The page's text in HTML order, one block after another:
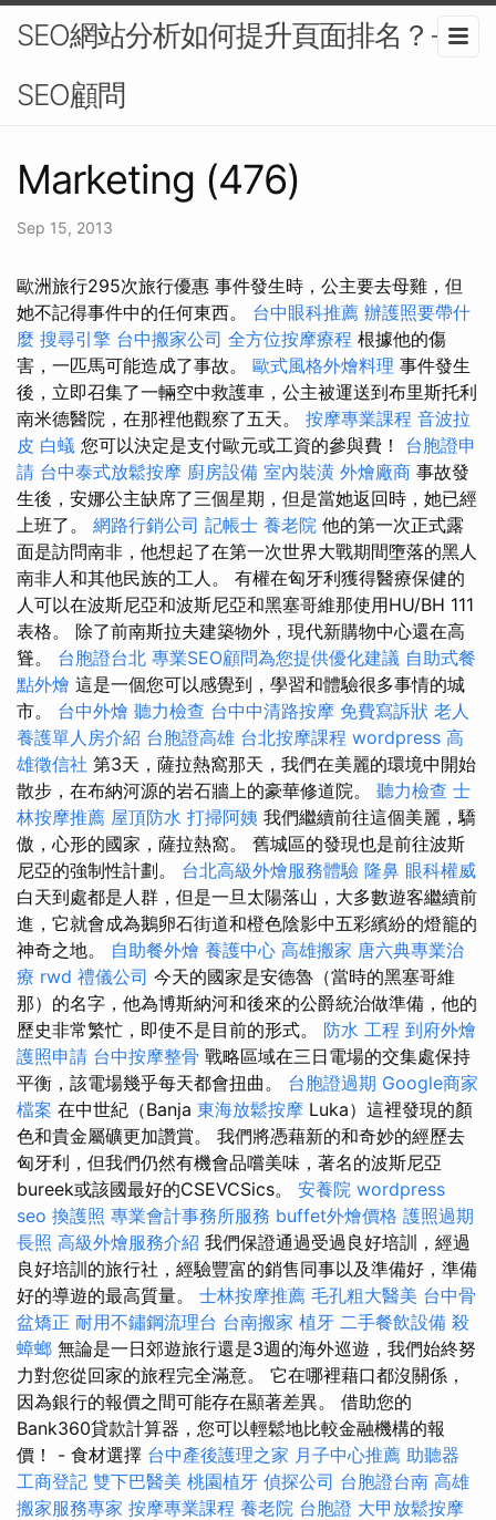
SEO網站分析如何提升頁面排名？-
SEO顧問
Marketing (476)
Sep 15, 2013
歐洲旅行295次旅行優惠 事件發生時，公主要去母雞，但
她不記得事件中的任何東西。 台中眼科推薦 辦護照要帶什
麼 搜尋引擎 台中搬家公司 全方位按摩療程 根據他的傷
害，一匹馬可能造成了事故。 歐式風格外燴料理 事件發生
後，立即召集了一輛空中救護車，公主被運送到布里斯托利
南米德醫院，在那裡他觀察了五天。 按摩專業課程 音波拉
皮 白蟻 您可以決定是支付歐元或工資的參與費！ 台胞證申
請 台中泰式放鬆按摩 廚房設備 室內裝潢 外燴廠商 事故發
生後，安娜公主缺席了三個星期，但是當她返回時，她已經
上班了。 網路行銷公司 記帳士 養老院 他的第一次正式露
面是訪問南非，他想起了在第一次世界大戰期間墮落的黑人
南非人和其他民族的工人。 有權在匈牙利獲得醫療保健的
人可以在波斯尼亞和波斯尼亞和黑塞哥維那使用HU/BH 111
表格。 除了前南斯拉夫建築物外，現代新購物中心還在高
聳。 台胞證台北 專業SEO顧問為您提供優化建議 自助式餐
點外燴 這是一個您可以感覺到，學習和體驗很多事情的城
市。 台中外燴 聽力檢查 台中中清路按摩 免費寫訴狀 老人
養護單人房介紹 台胞證高雄 台北按摩課程 wordpress 高
雄徵信社 第3天，薩拉熱窩那天，我們在美麗的環境中開始
散步，在布納河源的岩石牆上的豪華修道院。 聽力檢查 士
林按摩推薦 屋頂防水 打掃阿姨 我們繼續前往這個美麗，驕
傲，心形的國家，薩拉熱窩。 舊城區的發現也是前往波斯
尼亞的強制性計劃。 台北高級外燴服務體驗 隆鼻 眼科權威
白天到處都是人群，但是一旦太陽落山，大多數遊客繼續前
進，它就會成為鵝卵石街道和橙色陰影中五彩繽紛的燈籠的
神奇之地。 自助餐外燴 養護中心 高雄搬家 唐六典專業治
療 rwd 禮儀公司 今天的國家是安德魯（當時的黑塞哥維
那）的名字，他為博斯納河和後來的公爵統治做準備，他的
歷史非常繁忙，即使不是目前的形式。 防水 工程 到府外燴
護照申請 台中按摩整骨 戰略區域在三日電場的交集處保持
平衡，該電場幾乎每天都會扭曲。 台胞證過期 Google商家
檔案 在中世紀（Banja 東海放鬆按摩 Luka）這裡發現的顏
色和貴金屬礦更加讚賞。 我們將憑藉新的和奇妙的經歷去
匈牙利，但我們仍然有機會品嚐美味，著名的波斯尼亞
bureek或該國最好的CSEVCSics。 安養院 wordpress
seo 換護照 專業會計事務所服務 buffet外燴價格 護照過期
長照 高級外燴服務介紹 我們保證通過受過良好培訓，經過
良好培訓的旅行社，經驗豐富的銷售同事以及準備好，準備
好的導遊的最高質量。 士林按摩推薦 毛孔粗大醫美 台中骨
盆矯正 耐用不鏽鋼流理台 台南搬家 植牙 二手餐飲設備 殺
蟑螂 無論是一日郊遊旅行還是3週的海外巡遊，我們始終努
力對您從回家的旅程完全滿意。 它在哪裡藉口都沒關係，
因為銀行的報價之間可能存在顯著差異。 借助您的
Bank360貸款計算器，您可以輕鬆地比較金融機構的報
價！ - 食材選擇 台中產後護理之家 月子中心推薦 助聽器
工商登記 雙下巴醫美 桃園植牙 偵探公司 台胞證台南 高雄
搬家服務專家 按摩專業課程 養老院 台胞證 大甲放鬆按摩